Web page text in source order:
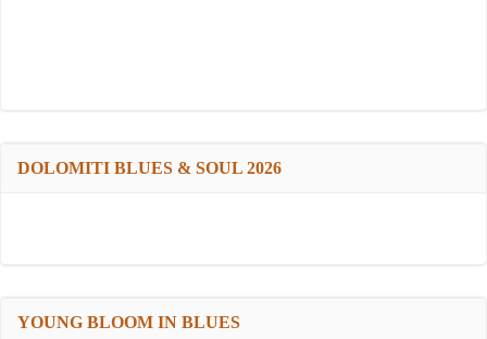
DOLOMITI BLUES & SOUL 2026
YOUNG BLOOM IN BLUES